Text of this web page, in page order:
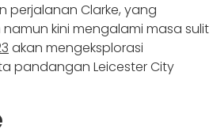
perjalanan Clarke, yang
kini mengalami masa sulit
akan mengeksplorasi
pandangan Leicester City